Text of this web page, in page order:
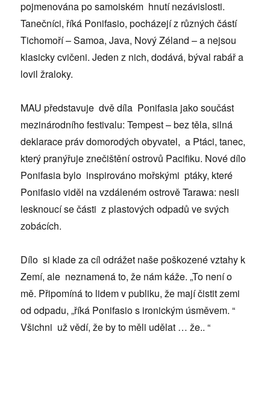
pojmenována po samoiském hnutí nezávislosti.
Tanečníci, říká Ponifasio, pocházejí z různých částí
Tichomoří – Samoa, Java, Nový Zéland – a nejsou
klasicky cvičeni. Jeden z nich, dodává, býval rabář a
lovil žraloky.
MAU představuje dvě díla Ponifasia jako součást
mezinárodního festivalu: Tempest – bez těla, silná
deklarace práv domorodých obyvatel, a Ptáci, tanec,
který pranýřuje znečištění ostrovů Pacifiku. Nové dílo
Ponifasia bylo inspirováno mořskými ptáky, které
Ponifasio viděl na vzdáleném ostrově Tarawa: nesli
lesknoucí se části z plastových odpadů ve svých
zobácích.
Dílo si klade za cíl odrážet naše poškozené vztahy k
Zemí, ale neznamená to, že nám káže. „To není o
mě. Připomíná to lidem v publiku, že mají čistit zemi
od odpadu, „říká Ponifasio s ironickým úsměvem. “
Všichni už vědí, že by to měli udělat … že.. “